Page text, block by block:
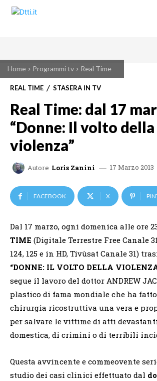
Home Programmi tv Real Time
REAL TIME STASERA IN TV
Real Time: dal 17
“Donne: Il volto della
violenza”
Autore Loris Zanini 17 Marzo 2013
FACEBOOK X
Dal 17 marzo, ogni domenica alle ore
TIME (Digitale Terrestre Free Canale
124, 125 e in HD, Tivùsat Canale 31)
“DONNE: IL VOLTO DELLA
segue il lavoro del dottor ANDREW
plastico di fama mondiale che ha
chirurgia ricostruttiva una vera e
per salvare le vittime di atti
domestica, di crimini o di terribili
Questa avvincente e commeovente
studio dei casi clinici effettuato dal